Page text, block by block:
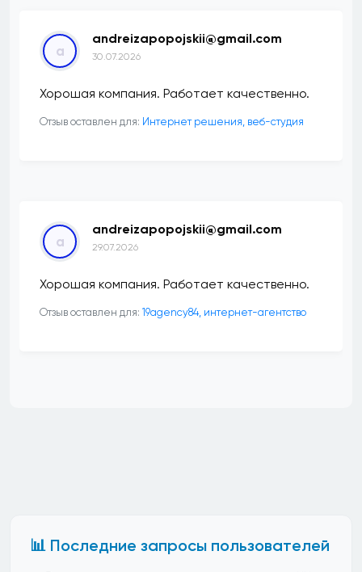
a
andreizapopojskii@gmail.com
30.07.2026
Хорошая компания. Работает качественно.
Отзыв оставлен для: Интернет решения, веб-студия
a
andreizapopojskii@gmail.com
29.07.2026
Хорошая компания. Работает качественно.
Отзыв оставлен для: 19agency84, интернет-агентство
📊 Последние запросы пользователей